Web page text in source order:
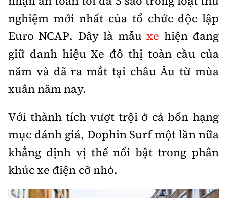
Lái xe an toàn
Bồi thường bảo hiểm
Video
Review xe
Giới thiệu xe
Tư vấn
Ảnh
Ô tô
Cơ quan chủ quản: Bộ Xây dựng
Trưởng ban Ô tô - Xe máy:
Nguyễn Tiến Mạnh
nghiệm mới nhất của tổ chức độc lập
Euro NCAP. Đây là mẫuxe hiện đang
giữ danh hiệu Xe đô thị toàn cầu của
năm và đã ra mắt tại châu Âu từ mùa
xuân năm nay.
Với thành tích vượt trội ở cả bốn hạng
mục đánh giá, Dophin Surf một lần nữa
khẳng định vị thế nổi bật trong phân
khúc xe điện cỡ nhỏ.